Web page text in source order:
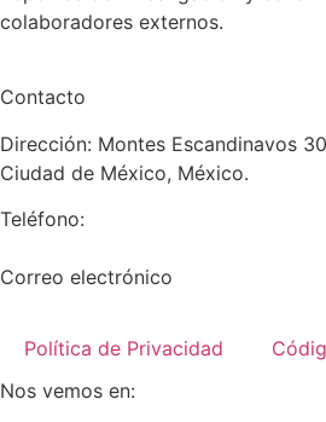
colaboradores externos.
Contacto
Dirección: Montes Escandinavos
Ciudad de México, México.
Teléfono:
Correo electrónico
Política de Privacidad
Nos vemos en: